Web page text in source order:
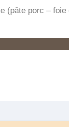
(pâte porc – foie